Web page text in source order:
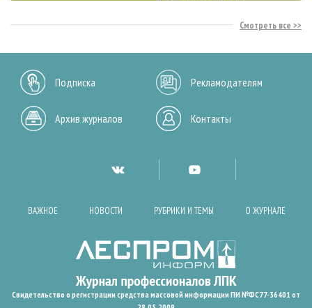
Смотреть все
Подписка Рекламодателям
Архив журналов Контакты
ВАЖНОЕ НОВОСТИ РУБРИКИ И ТЕМЫ О ЖУРНАЛЕ
Свидетельство о регистрации средства массовой информации ПИ №ФС77-36401 от